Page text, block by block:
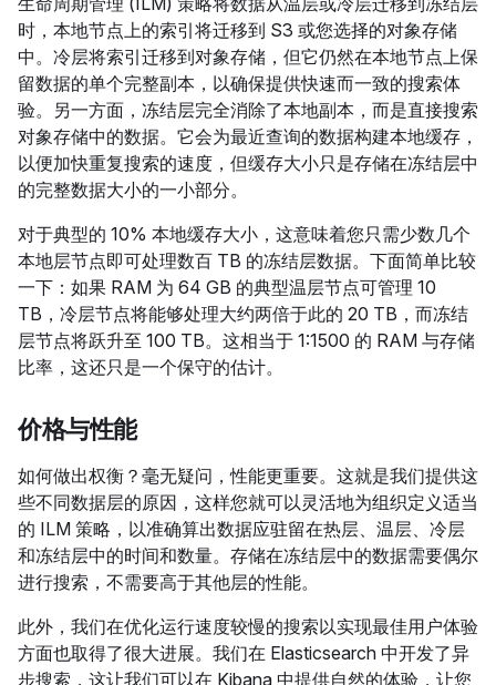
时，本地节点上的索引将迁移到 S3 或您选择的对象存储
中。冷层将索引迁移到对象存储，但它仍然在本地节点上保
留数据的单个完整副本，以确保提供快速而一致的搜索体
验。另一方面，冻结层完全消除了本地副本，而是直接搜索
对象存储中的数据。它会为最近查询的数据构建本地缓存，
以便加快重复搜索的速度，但缓存大小只是存储在冻结层中
的完整数据大小的一小部分。
对于典型的 10% 本地缓存大小，这意味着您只需少数几个
本地层节点即可处理数百 TB 的冻结层数据。下面简单比较
一下：如果 RAM 为 64 GB 的典型温层节点可管理 10
TB，冷层节点将能够处理大约两倍于此的 20 TB，而冻结
层节点将跃升至 100 TB。这相当于 1:1500 的 RAM 与存储
比率，这还只是一个保守的估计。
价格与性能
如何做出权衡？毫无疑问，性能更重要。这就是我们提供这
些不同数据层的原因，这样您就可以灵活地为组织定义适当
的 ILM 策略，以准确算出数据应驻留在热层、温层、冷层
和冻结层中的时间和数量。存储在冻结层中的数据需要偶尔
进行搜索，不需要高于其他层的性能。
此外，我们在优化运行速度较慢的搜索以实现最佳用户体验
方面也取得了很大进展。我们在 Elasticsearch 中开发了异
步搜索，这让我们可以在 Kibana 中提供自然的体验，让您